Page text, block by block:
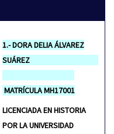
1.- DORA DELIA ÁLVAREZ
SUÁREZ
MATRÍCULA MH17001
LICENCIADA EN HISTORIA
POR LA UNIVERSIDAD